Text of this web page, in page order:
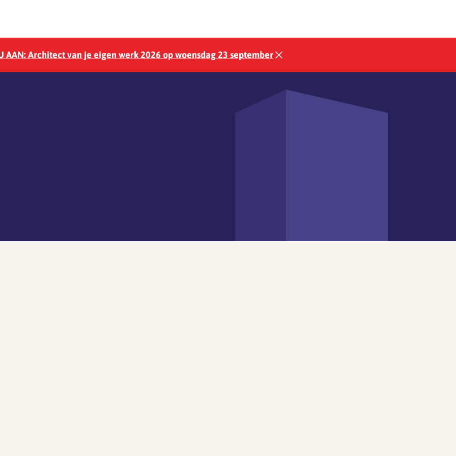
AAN: Architect van je eigen werk 2026 op woensdag 23 september